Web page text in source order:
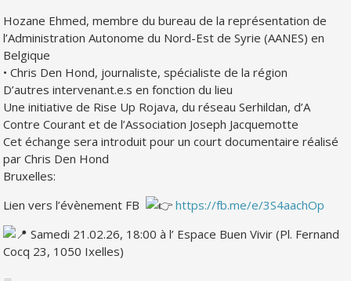
Hozane Ehmed, membre du bureau de la représentation de
l’Administration Autonome du Nord-Est de Syrie (AANES) en
Belgique
• Chris Den Hond, journaliste, spécialiste de la région
D’autres intervenant.e.s en fonction du lieu
Une initiative de Rise Up Rojava, du réseau Serhildan, d’A
Contre Courant et de l’Association Joseph Jacquemotte
Cet échange sera introduit pour un court documentaire réalisé
par Chris Den Hond
Bruxelles:
Lien vers l’évènement FB
https://fb.me/e/3S4aachOp
Samedi 21.02.26, 18:00 à l’ Espace Buen Vivir (Pl. Fernand
Cocq 23, 1050 Ixelles)